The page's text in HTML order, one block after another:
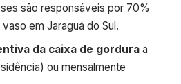
são responsáveis por 70%
em Jaraguá do Sul.
da caixa de gordura a
ou mensalmente